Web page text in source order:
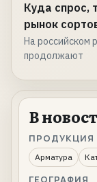
Куда спрос,
рынок
На российском
продолжают
В
ПРОДУКЦИЯ
Арматура
ГЕОГРАФИЯ